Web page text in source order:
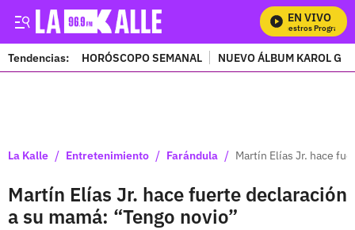
EN VIVO
Mira Todos Nuestros Programas
Tendencias: HORÓSCOPO SEMANAL NUEVO ÁLBUM KAROL G
La Kalle / Entretenimiento / Farándula / Martín Elías Jr. hace
Martín Elías Jr. hace fuerte declaración
a su mamá: “Tengo novio”